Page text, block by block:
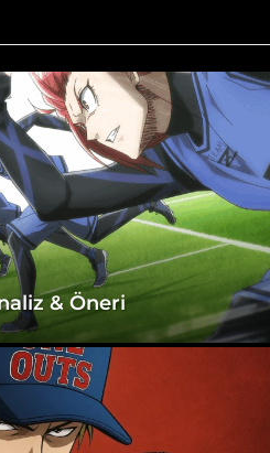
& Öneri